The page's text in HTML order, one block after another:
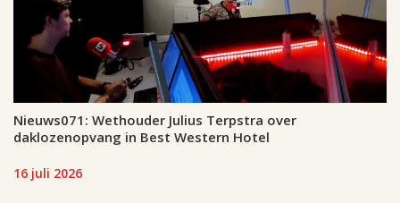
Nieuws071: Wethouder Julius Terpstra over
daklozenopvang in Best Western Hotel
16 juli 2026